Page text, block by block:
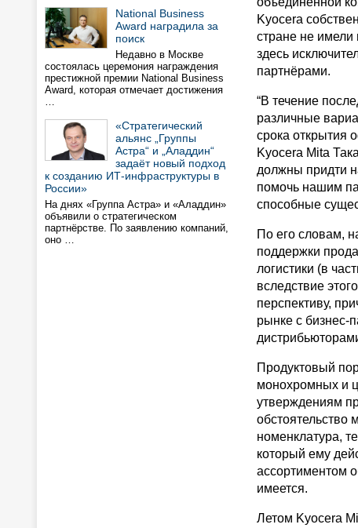
National Business
Award наградила за
поиск
Недавно в Москве
состоялась церемония награждения
престижной премии National Business
Award, которая отмечает достижения
…
«Стратегический
альянс „Группы
Астра“ и „Аладдин“
задаёт новый подход
к созданию ИТ-инфраструктуры в
России»
На днях «Группа Астра» и «Аладдин»
объявили о стратегическом
партнёрстве. По заявлению компаний,
оно …
Kyocera
стране не
здесь
партнёрами.
“В течение
различные
срока открытия
Kyocera Mita
должны придти
помочь нашим
способные
По его словам,
поддержки
логистики (в
вследствие
перспективу,
рынке с бизнес-
Продуктовый
монохромных и
утверждениям
обстоятельство
номенклатура,
который ему
ассортиментом
имеется.
Летом Kyocera